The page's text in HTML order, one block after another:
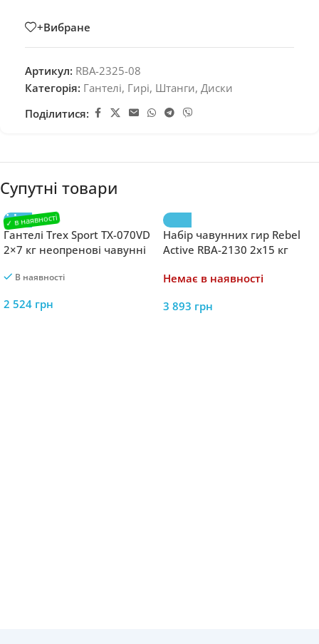
+Вибране
Артикул: RBA-2325-08
Категорія: Гантелі, Гирі, Штанги, Диски
Поділитися:
Супутні товари
Гантелі Trex Sport TX-070VD
2×7 кг неопренові чавунні
тренувань
В наявності
2 524 грн
Набір чавунних гир Rebel
Active RBA-2130 2х15 кг
Немає в наявності
3 893 грн